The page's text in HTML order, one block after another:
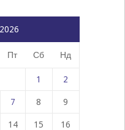
Пт Сб Нд
1 2
7 8 9
14 15 16